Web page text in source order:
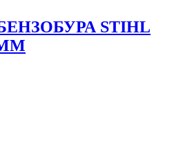
STIHL
ММ